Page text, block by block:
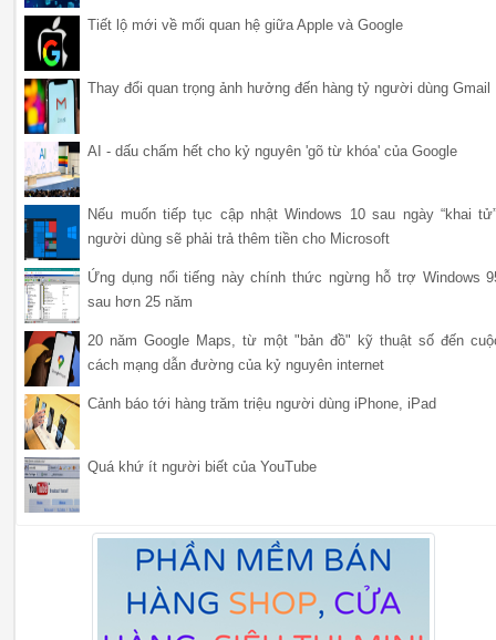
Tiết lộ mới về mối quan hệ giữa Apple và Google
Thay đổi quan trọng ảnh hưởng đến hàng tỷ người dùng Gmail
AI - dấu chấm hết cho kỷ nguyên 'gõ từ khóa' của Google
Nếu muốn tiếp tục cập nhật Windows 10 sau ngày “khai
người dùng sẽ phải trả thêm tiền cho Microsoft
Ứng dụng nổi tiếng này chính thức ngừng hỗ trợ Windows
sau hơn 25 năm
20 năm Google Maps, từ một "bản đồ" kỹ thuật số đến
cách mạng dẫn đường của kỷ nguyên internet
Cảnh báo tới hàng trăm triệu người dùng iPhone, iPad
Quá khứ ít người biết của YouTube